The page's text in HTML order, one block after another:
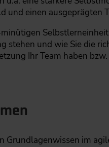
und einen ausgeprägten
stehen und wie Sie die
Ihr Team haben
Grundlagenwissen im